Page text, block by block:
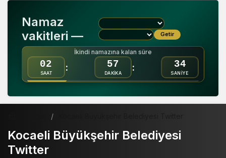
Namaz
vakitleri —
Getir
İkindi namazına kalan süre
02
SAAT
: 57
DAKİKA
: 34
SANİYE
Kocaeli Büyükşehir Belediyesi
Twitter